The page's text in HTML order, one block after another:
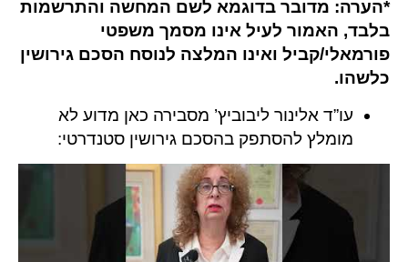
*הערה: מדובר בדוגמא לשם המחשה והתרשמות
בלבד, האמור לעיל אינו מסמך משפטי
פורמאלי/קביל ואינו המלצה לנוסח הסכם גירושין
כלשהו.
עו”ד אלינור ליבוביץ’ מסבירה כאן מדוע לא
מומלץ להסתפק בהסכם גירושין סטנדרטי: